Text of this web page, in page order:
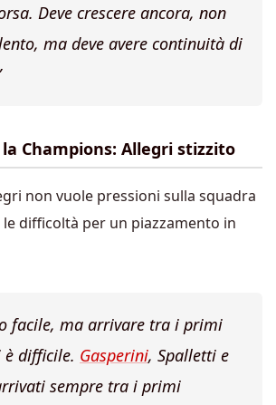
Deve crescere ancora, non
ma deve avere continuità di
Champions: Allegri stizzito
non vuole pressioni sulla squadra
difficoltà per un piazzamento in
facile, ma arrivare tra i primi
difficile. Gasperini, Spalletti e
sempre tra i primi